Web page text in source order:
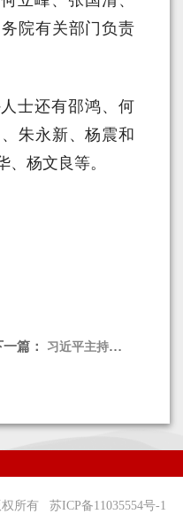
院有关部门负责
士还有邵鸿、何
朱永新、杨震和
杨文良等。
一篇： 习近平主持二十届中共中央政治局第七次集体学习
权所有 苏ICP备11035554号-1